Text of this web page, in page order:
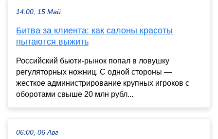
14:00, 15 Май
Битва за клиента: как салоны красоты
пытаются выжить
Российский бьюти-рынок попал в ловушку
регуляторных ножниц. С одной стороны —
жесткое администрирование крупных игроков с
оборотами свыше 20 млн рубл...
06:00, 06 Авг